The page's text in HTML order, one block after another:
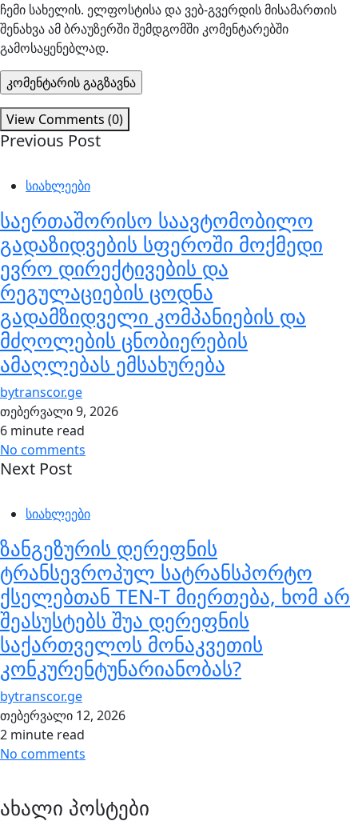
ჩემი სახელის. ელფოსტისა და ვებ-გვერდის მისამართის
შენახვა ამ ბრაუზერში შემდგომში კომენტარებში
გამოსაყენებლად.
View Comments (0)
Previous Post
სიახლეები
საერთაშორისო საავტომობილო
გადაზიდვების სფეროში მოქმედი
ევრო დირექტივების და
რეგულაციების ცოდნა
გადამზიდველი კომპანიების და
მძღოლების ცნობიერების
ამაღლებას ემსახურება
bytranscor.ge
თებერვალი 9, 2026
6 minute read
No comments
Next Post
სიახლეები
ზანგეზურის დერეფნის
ტრანსევროპულ სატრანსპორტო
ქსელებთან TEN-T მიერთება, ხომ არ
შეასუსტებს შუა დერეფნის
საქართველოს მონაკვეთის
კონკურენტუნარიანობას?
bytranscor.ge
თებერვალი 12, 2026
2 minute read
No comments
ახალი პოსტები